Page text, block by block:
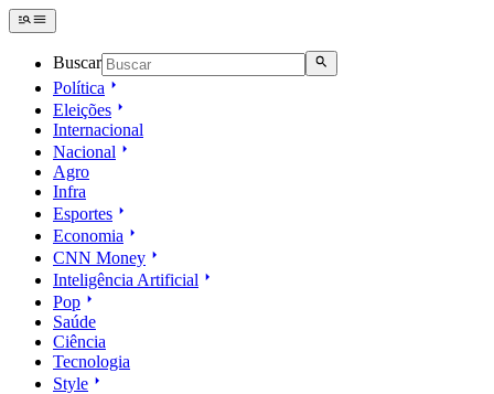
Buscar
Política
Eleições
Internacional
Nacional
Agro
Infra
Esportes
Economia
CNN Money
Inteligência Artificial
Pop
Saúde
Ciência
Tecnologia
Style